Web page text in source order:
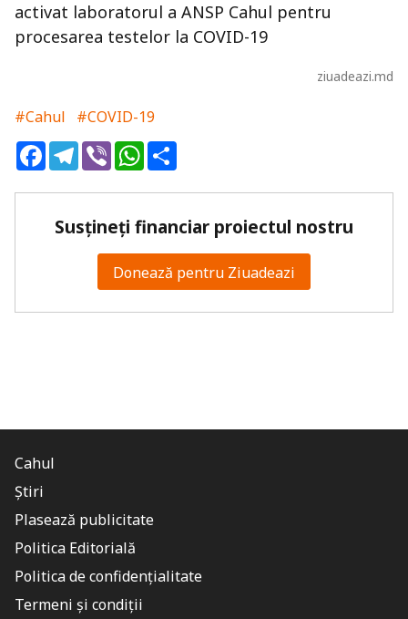
activat laboratorul a ANSP Cahul pentru
procesarea testelor la COVID-19
ziuadeazi.md
#Cahul
#COVID-19
FacebookTelegram
ViberWhatsApp
Susțineți financiar proiectul nostru
Donează pentru Ziuadeazi
Cahul
Știri
Plasează publicitate
Politica Editorială
Politica de confidențialitate
Termeni și condiții